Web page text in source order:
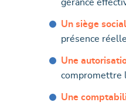
gérance
Un siège
présence réelle.
Une
compromettre
Une